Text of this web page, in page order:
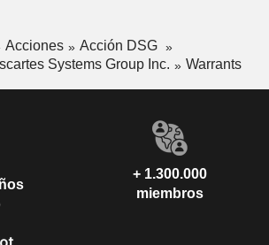
Acciones
Acción DSG
Systems Group Inc.
Warrants
+ 1.300.000
miembros